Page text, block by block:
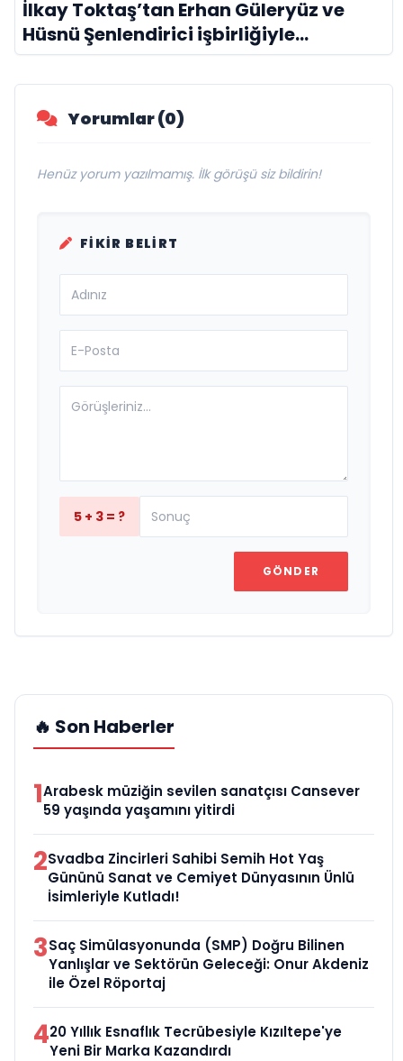
İlkay Toktaş’tan Erhan Güleryüz ve
Hüsnü Şenlendirici işbirliğiyle
duygusal bir aşk manifestosu: “Deliler
Gibi”
Yorumlar (0)
Henüz yorum yazılmamış. İlk görüşü siz bildirin!
FIKIR BELIRT
5 + 3 = ?
GÖNDER
🔥 Son Haberler
1Arabesk müziğin sevilen sanatçısı Cansever
59 yaşında yaşamını yitirdi
2Svadba Zincirleri Sahibi Semih Hot Yaş
Gününü Sanat ve Cemiyet Dünyasının Ünlü
İsimleriyle Kutladı!
3Saç Simülasyonunda (SMP) Doğru Bilinen
Yanlışlar ve Sektörün Geleceği: Onur Akdeniz
ile Özel Röportaj
420 Yıllık Esnaflık Tecrübesiyle Kızıltepe'ye
Yeni Bir Marka Kazandırdı